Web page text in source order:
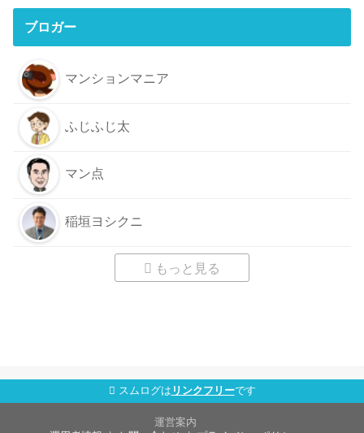
ブロガー
マンションマニア
ふじふじ太
マン点
稲垣ヨシクニ
もっと見る
スムログは リンクフリーです
運営案内